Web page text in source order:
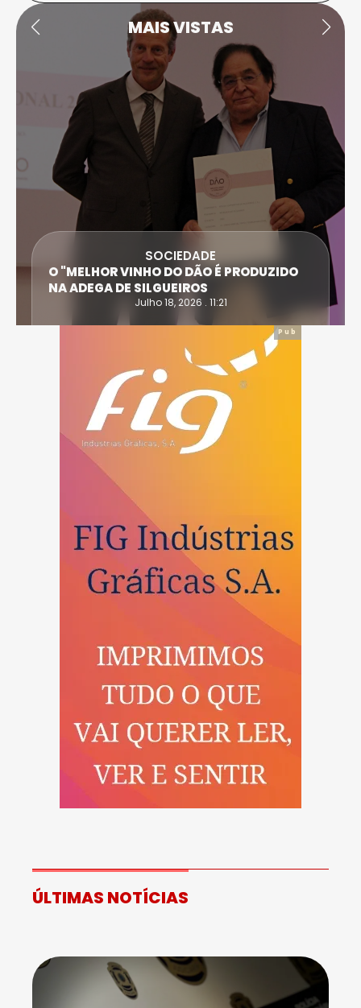
MAIS VISTAS
SOCIEDADE
O "MELHOR VINHO DO DÃO É PRODUZIDO
NA ADEGA DE SILGUEIROS
Julho 18, 2026 . 11:21
Pub
ÚLTIMAS NOTÍCIAS